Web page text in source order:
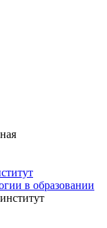
в образовании